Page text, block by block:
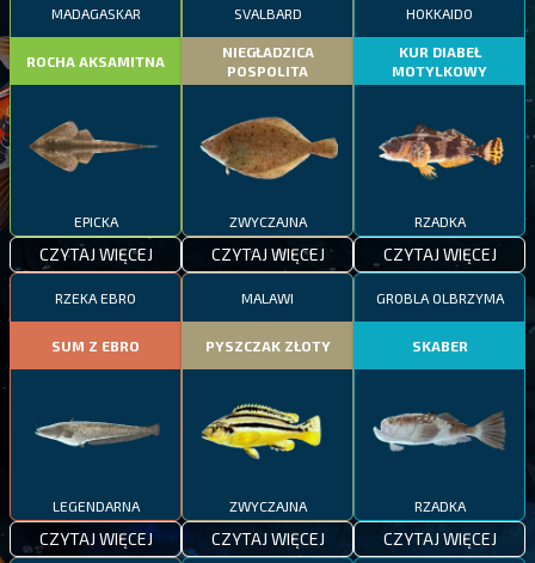
MADAGASKAR
ROCHA AKSAMITNA
EPICKA
CZYTAJ WIĘCEJ
SVALBARD
NIEGŁADZICA
POSPOLITA
ZWYCZAJNA
CZYTAJ WIĘCEJ
HOKKAIDO
KUR DIABEŁ
MOTYLKOWY
RZADKA
CZYTAJ WIĘCEJ
RZEKA EBRO
SUM Z EBRO
LEGENDARNA
CZYTAJ WIĘCEJ
MALAWI
PYSZCZAK ZŁOTY
ZWYCZAJNA
CZYTAJ WIĘCEJ
GROBLA OLBRZYMA
SKABER
RZADKA
CZYTAJ WIĘCEJ